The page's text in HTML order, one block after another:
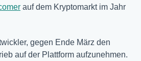
auf dem Kryptomarkt im Jahr
gegen Ende März den
auf der Plattform aufzunehmen.